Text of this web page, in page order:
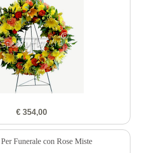
€ 354,00
Funerale con Rose Miste